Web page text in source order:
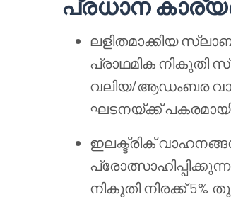
പ്രധാന
ലളിതമാക്കിയ
പ്രാഥമിക നികുതി
വലിയ/ആഡംബര
ഘടനയ്ക്ക്
ഇലക്ട്രിക്
നികുതി നിരക്ക് 5%